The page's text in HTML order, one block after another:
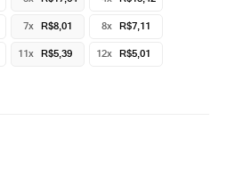
7x R$8,01 8x R$7,11
11x R$5,39 12x R$5,01